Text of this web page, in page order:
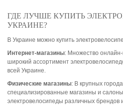
ГДЕ ЛУЧШЕ КУПИТЬ
УКРАИНЕ?
В Украине можно купить
Интернет-магазины: Множество
широкий ассортимент
всей Украине.
Физические магазины: В крупных
специализированные магазины и
электровелосипеды различных брендов